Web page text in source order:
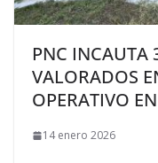
PNC INCAUTA
VALORADOS
OPERATIVO
14 enero 2026